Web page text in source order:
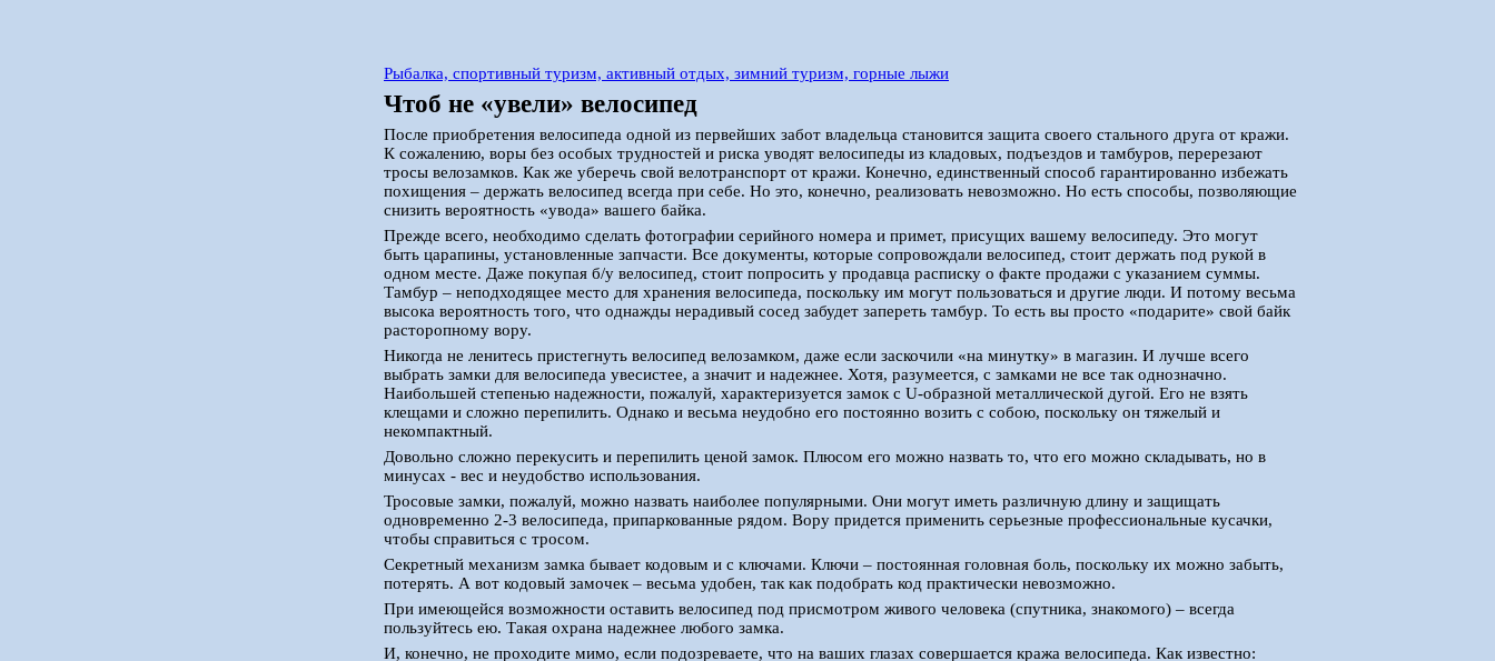
Рыбалка, спортивный туризм, активный отдых, зимний туризм, горные лыжи
Чтоб не «увели» велосипед
После приобретения велосипеда одной из первейших забот владельца становится защита своего стального друга от кражи.
К сожалению, воры без особых трудностей и риска уводят велосипеды из кладовых, подъездов и тамбуров, перерезают
тросы велозамков. Как же уберечь свой велотранспорт от кражи. Конечно, единственный способ гарантированно избежать
похищения – держать велосипед всегда при себе. Но это, конечно, реализовать невозможно. Но есть способы, позволяющие
снизить вероятность «увода» вашего байка.
Прежде всего, необходимо сделать фотографии серийного номера и примет, присущих вашему велосипеду. Это могут
быть царапины, установленные запчасти. Все документы, которые сопровождали велосипед, стоит держать под рукой в
одном месте. Даже покупая б/у велосипед, стоит попросить у продавца расписку о факте продажи с указанием суммы.
Тамбур – неподходящее место для хранения велосипеда, поскольку им могут пользоваться и другие люди. И потому весьма
высока вероятность того, что однажды нерадивый сосед забудет запереть тамбур. То есть вы просто «подарите» свой байк
расторопному вору.
Никогда не ленитесь пристегнуть велосипед велозамком, даже если заскочили «на минутку» в магазин. И лучше всего
выбрать замки для велосипеда увесистее, а значит и надежнее. Хотя, разумеется, с замками не все так однозначно.
Наибольшей степенью надежности, пожалуй, характеризуется замок с U-образной металлической дугой. Его не взять
клещами и сложно перепилить. Однако и весьма неудобно его постоянно возить с собою, поскольку он тяжелый и
некомпактный.
Довольно сложно перекусить и перепилить ценой замок. Плюсом его можно назвать то, что его можно складывать, но в
минусах - вес и неудобство использования.
Тросовые замки, пожалуй, можно назвать наиболее популярными. Они могут иметь различную длину и защищать
одновременно 2-3 велосипеда, припаркованные рядом. Вору придется применить серьезные профессиональные кусачки,
чтобы справиться с тросом.
Секретный механизм замка бывает кодовым и с ключами. Ключи – постоянная головная боль, поскольку их можно забыть,
потерять. А вот кодовый замочек – весьма удобен, так как подобрать код практически невозможно.
При имеющейся возможности оставить велосипед под присмотром живого человека (спутника, знакомого) – всегда
пользуйтесь ею. Такая охрана надежнее любого замка.
И, конечно, не проходите мимо, если подозреваете, что на ваших глазах совершается кража велосипеда. Как известно: